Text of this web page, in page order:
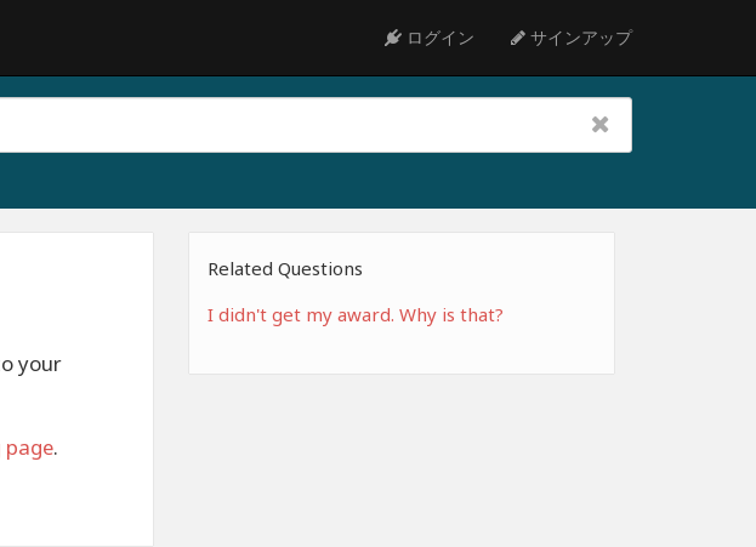
ログイン サインアップ
your
.
Related Questions
I didn't get my award. Why is that?